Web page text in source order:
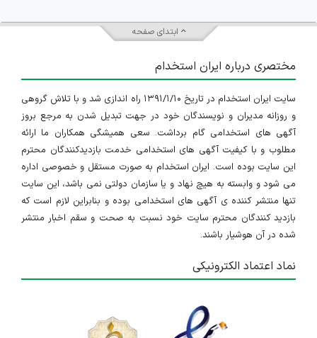
ابتدای صفحه
مختصری درباره ایران استخدام
سایت ایران استخدام در تاریخ ۱۳۹۱/۱/۱۰ راه اندازی شد و با تلاش گروهی
و روزانه مدیران و نویسندگان خود در جهت تبدیل شدن به مرجع بروز
آگهی های استخدامی گام برداشت. سعی همیشگی همکاران ما ارائه
مطلوب و با کیفیت آگهی های استخدامی خدمت بازدیدکنندگان محترم
این سایت بوده است. ایران استخدام به صورت مستقل و خصوصی اداره
می شود و وابسته به هیچ نهاد و یا سازمان دولتی نمی باشد، این سایت
تنها منتشر کننده ی آگهی های استخدامی بوده و بنابراین لازم است که
بازدید کنندگان محترم سایت خود نسبت به صحت و سقم اخبار منتشر
شده در آن هوشیار باشند.
نماد اعتماد الکترونیکی